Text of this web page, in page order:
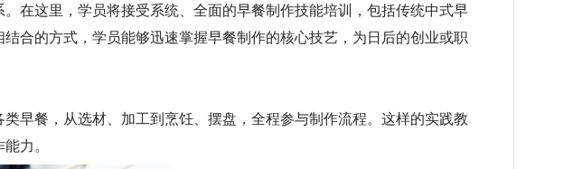
这里，学员将接受系统、全面的早餐制作技能培训，包括传统中式早
合的方式，学员能够迅速掌握早餐制作的核心技艺，为日后的创业或职
餐，从选材、加工到烹饪、摆盘，全程参与制作流程。这样的实践教
力。